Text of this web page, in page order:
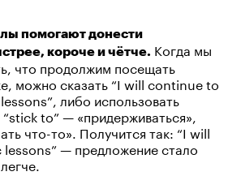
помогают донести
короче и чётче. Когда мы
что продолжим посещать
можно сказать “I will continue to
либо использовать
to” — «придерживаться»,
что-то». Получится так: “I will
— предложение стало